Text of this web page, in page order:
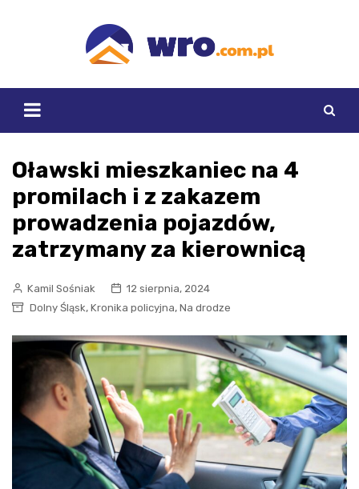
Oławski mieszkaniec na 4
promilach i z zakazem
prowadzenia pojazdów,
zatrzymany za kierownicą
Kamil Sośniak
12 sierpnia, 2024
Dolny Śląsk, Kronika policyjna, Na drodze